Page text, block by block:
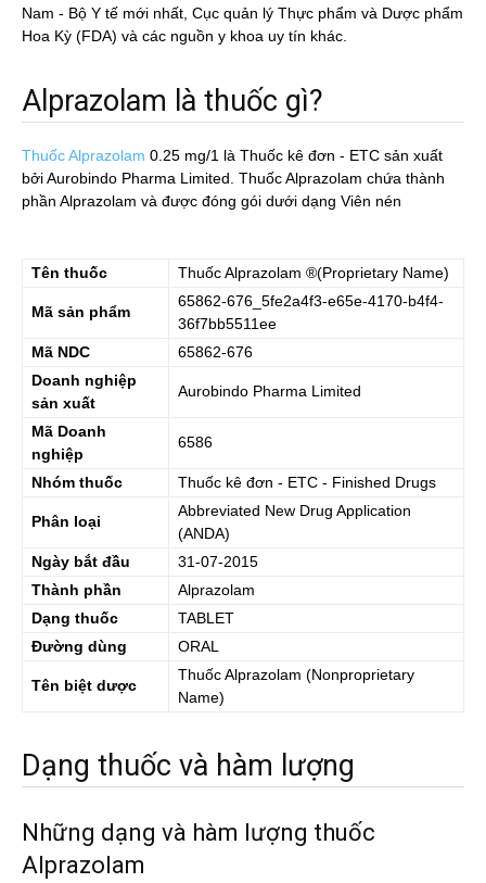
Nam - Bộ Y tế mới nhất, Cục quản lý Thực phẩm và Dược phẩm
Hoa Kỳ (FDA) và các nguồn y khoa uy tín khác.
Alprazolam là thuốc gì?
Thuốc Alprazolam 0.25 mg/1 là Thuốc kê đơn - ETC sản xuất
bởi Aurobindo Pharma Limited. Thuốc Alprazolam chứa thành
phần Alprazolam và được đóng gói dưới dạng Viên nén
Tên thuốc ThuốcAlprazolam ®(Proprietary Name)
Mã sản phẩm
65862-676_5fe2a4f3-e65e-4170-b4f4-
36f7bb5511ee
Mã NDC
65862-676
Doanh nghiệp
sản xuất
Aurobindo Pharma Limited
Mã Doanh
nghiệp
6586
Nhóm thuốc Thuốc kê đơn - ETC - Finished Drugs
Phân loại
Abbreviated New Drug Application
(ANDA)
Ngày bắt đầu
31-07-2015
Thành phần
Alprazolam
Dạng thuốc
TABLET
Đường dùng
ORAL
Tên biệt dược
ThuốcAlprazolam (Nonproprietary
Name)
Dạng thuốc và hàm lượng
Những dạng và hàm lượng thuốc
Alprazolam